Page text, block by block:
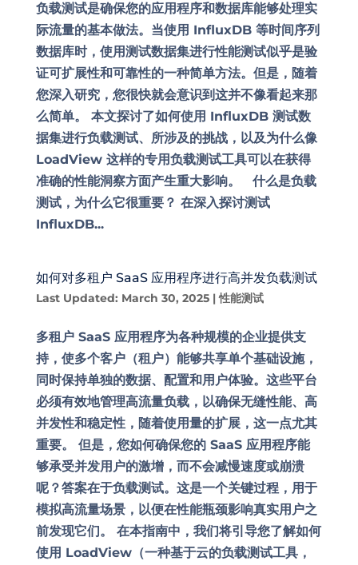
负载测试是确保您的应用程序和数据库能够处理实
际流量的基本做法。当使用 InfluxDB 等时间序列
数据库时，使用测试数据集进行性能测试似乎是验
证可扩展性和可靠性的一种简单方法。但是，随着
您深入研究，您很快就会意识到这并不像看起来那
么简单。 本文探讨了如何使用 InfluxDB 测试数
据集进行负载测试、所涉及的挑战，以及为什么像
LoadView 这样的专用负载测试工具可以在获得
准确的性能洞察方面产生重大影响。 什么是负载
测试，为什么它很重要？ 在深入探讨测试
InfluxDB...
如何对多租户 SaaS 应用程序进行高并发负载测试
Last Updated: March 30, 2025|性能测试
多租户 SaaS 应用程序为各种规模的企业提供支
持，使多个客户（租户）能够共享单个基础设施，
同时保持单独的数据、配置和用户体验。这些平台
必须有效地管理高流量负载，以确保无缝性能、高
并发性和稳定性，随着使用量的扩展，这一点尤其
重要。 但是，您如何确保您的 SaaS 应用程序能
够承受并发用户的激增，而不会减慢速度或崩溃
呢？答案在于负载测试。这是一个关键过程，用于
模拟高流量场景，以便在性能瓶颈影响真实用户之
前发现它们。 在本指南中，我们将引导您了解如何
使用 LoadView（一种基于云的负载测试工具，